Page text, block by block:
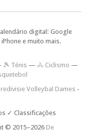
digital: Google
e muito mais.
🎾 Ténis — 🚴 Ciclismo —
Volleybal Dames -
✓ Classificações
© 2015–2026 De